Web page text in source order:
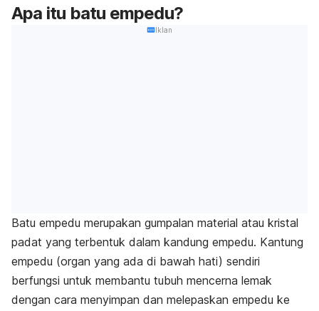
Apa itu batu empedu?
Iklan
Batu empedu merupakan gumpalan material atau kristal
padat yang terbentuk dalam kandung empedu. Kantung
empedu (organ yang ada di bawah hati) sendiri
berfungsi untuk membantu tubuh mencerna lemak
dengan cara menyimpan dan melepaskan empedu ke